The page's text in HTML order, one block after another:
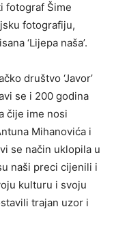
fotograf Šime
fotografiju,
‘Lijepa naša’.
društvo ‘Javor’
se i 200 godina
čije ime nosi
Mihanovića i
se način uklopila u
naši preci cijenili i
kulturu i svoju
trajan uzor i